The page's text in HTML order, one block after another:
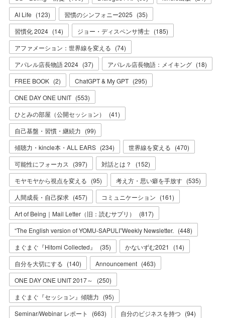
AI Life (123) 習慣のシンフォニー2025 (35)
習慣化 2024 (14) ジョー・ディスペンサ博士 (185)
アファメーション：世界線を変える (74)
アパレル店長物語 2024 (37) アパレル店長物語：メイキング (18)
FREE BOOK (2) ChatGPT & My GPT (295)
ONE DAY ONE UNIT (553)
ひとみの部屋（公開セッション）
(41)
自己基盤・習慣・継続力 (99)
傾聴力・kincle本・ALL EARS (234) 世界線を変える (470)
可能性にフォーカス
(397) 対話とは？ (152)
モヤモヤから視点を変える (95) 考え方・思い癖を手放す (535)
人間成長・自己探求 (457) コミュニケーション (161)
Art of Being｜Mail Letter（旧：読むサプリ）
(817)
“The English version of YOMU-SAPULI”Weekly Newsletter. (448)
まぐまぐ『Hitomi Collected』
(35) かないずむ2021 (14)
自分を大切にする (140) Announcement (463)
ONE DAY ONE UNIT 2017～
(250)
まぐまぐ『セッション』傾聴力 (95)
Seminar/Webinar レポート
(663) 自分のビジネスを持つ (94)